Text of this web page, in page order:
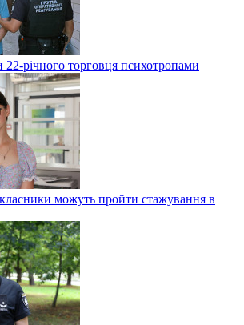
річного торговця психотропами
можуть пройти стажування в